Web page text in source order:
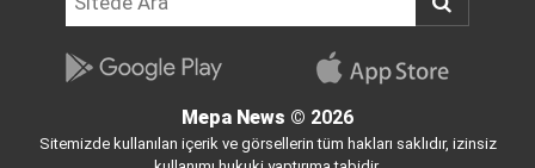
Mepa News © 2026
Sitemizde kullanılan içerik ve görsellerin tüm hakları saklıdır, izinsiz